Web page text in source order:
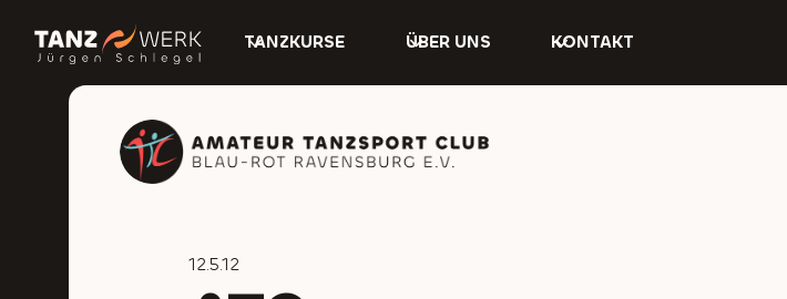
TANZKURSE ÜBER UNS KONTAKT
12.5.12